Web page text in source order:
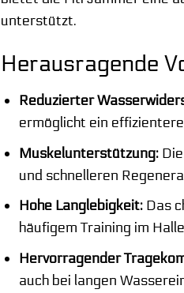
unterstützt.
Herausragende
Reduzierter
ermöglicht ein
Muskelunterstützung:
und schnelleren
Hohe Langlebigkeit: Das
häufigem Training im
Hervorragender
auch bei langen